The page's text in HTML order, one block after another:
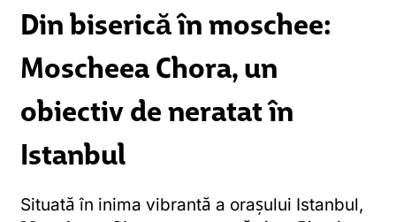
Din biserică în moschee:
Moscheea Chora, un
obiectiv de neratat în
Istanbul
Situată în inima vibrantă a orașului Istanbul,